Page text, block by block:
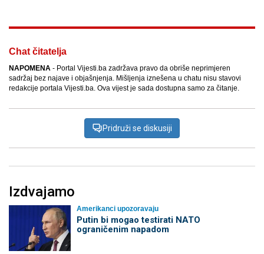
Chat čitatelja
NAPOMENA - Portal Vijesti.ba zadržava pravo da obriše neprimjeren
sadržaj bez najave i objašnjenja. Mišljenja iznešena u chatu nisu stavovi
redakcije portala Vijesti.ba. Ova vijest je sada dostupna samo za čitanje.
Pridruži se diskusiji
Izdvajamo
Amerikanci upozoravaju
Putin bi mogao testirati NATO
ograničenim napadom